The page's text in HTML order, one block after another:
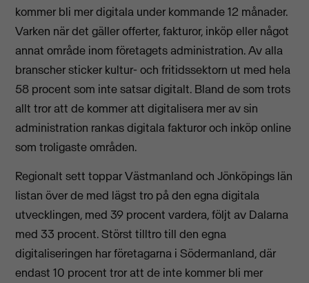
kommer bli mer digitala under kommande 12 månader.
Varken när det gäller offerter, fakturor, inköp eller något
annat område inom företagets administration. Av alla
branscher sticker kultur- och fritidssektorn ut med hela
58 procent som inte satsar digitalt. Bland de som trots
allt tror att de kommer att digitalisera mer av sin
administration rankas digitala fakturor och inköp online
som troligaste områden.
Regionalt sett toppar Västmanland och Jönköpings län
listan över de med lägst tro på den egna digitala
utvecklingen, med 39 procent vardera, följt av Dalarna
med 33 procent. Störst tilltro till den egna
digitaliseringen har företagarna i Södermanland, där
endast 10 procent tror att de inte kommer bli mer